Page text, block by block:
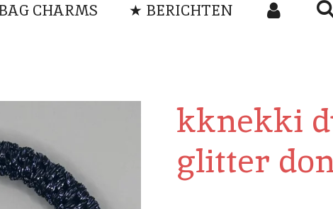
CHARMS
★ BERICHTEN
kknekki
glitter